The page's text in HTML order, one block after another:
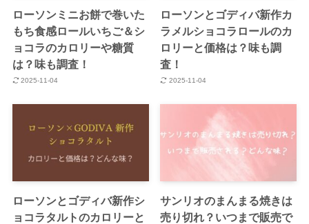
ローソンミニお餅で巻いた
もち食感ロールいちご＆シ
ョコラのカロリーや糖質
は？味も調査！
2025-11-04
ローソンとゴディバ新作カ
ラメルショコラロールのカ
ロリーと価格は？味も調
査！
2025-11-04
ローソンとゴディバ新作シ
ョコラタルトのカロリーと
サンリオのまんまる焼きは
売り切れ？いつまで販売で